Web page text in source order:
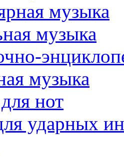
музыка
музыка
музыка
нот
ударных